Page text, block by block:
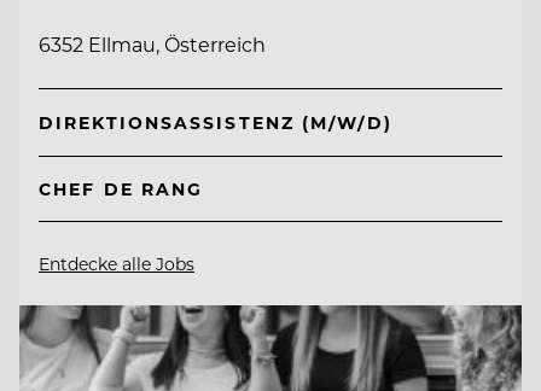
6352 Ellmau, Österreich
DIREKTIONSASSISTENZ (M/W/D)
CHEF DE RANG
Entdecke alle Jobs